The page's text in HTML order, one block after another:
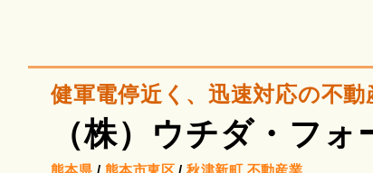
健軍電停近く、迅速対応の不動
（株）ウチダ・フォ
熊本県 / 熊本市東区/秋津新町 不動産業